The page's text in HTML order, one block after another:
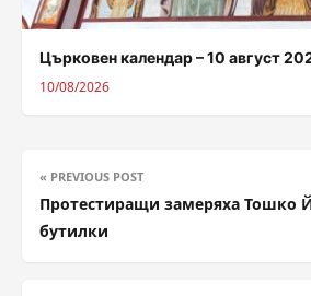
Църковен календар – 10 август
10/08/2026
« PREVIOUS POST
Протестиращи замеряха Тошко
бутилки